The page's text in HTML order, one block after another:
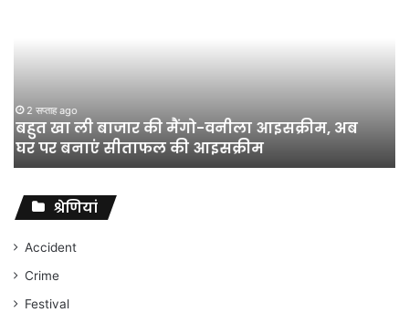
शिक्षा
विभाग
के
विवादों
संघर्ष
जारी
रहेगा
अंकित
गौरहा
जून 11, 2026
जिला शिक्षा अधिकारी का तबादला हुआ, लेकिन शिक्षा
विभाग के विवादों पर संघर्ष जारी रहेगा : अंकित गौरहा
श्रेणियां
Accident
Crime
Festival